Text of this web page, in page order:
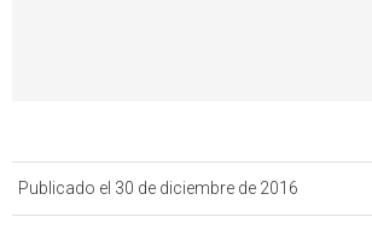
Publicado el 30 de diciembre de 2016